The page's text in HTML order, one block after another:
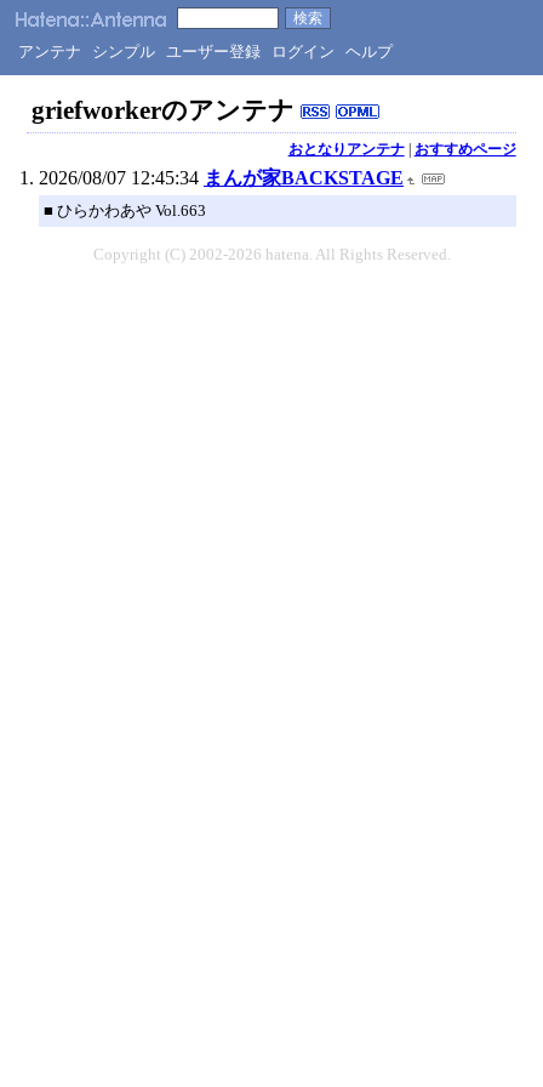
アンテナ シンプル ユーザー登録 ログイン ヘルプ
griefworkerのアンテナ
おとなりアンテナ| おすすめページ
2026/08/07 12:45:34 まんが家BACKSTAGE
■ ひらかわあや Vol.663
Copyright (C) 2002-2026 hatena. All Rights Reserved.